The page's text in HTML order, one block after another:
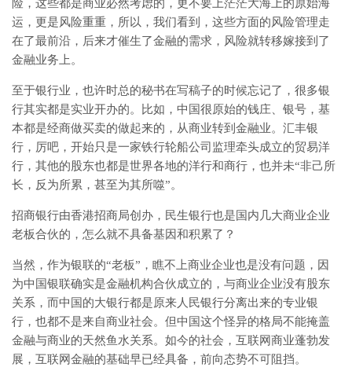
险，这些都是商业必然考虑的，更不要上茫茫大海上的原始海
运，更是风险重重，所以，我们看到，这些方面的风险管理走
在了最前沿，后来才催生了金融的需求，风险就转移嫁接到了
金融业务上。
至于银行业，也许时总的秘书在写稿子的时候忘记了，很多银
行其实都是实业开办的。比如，中国很原始的钱庄、银号，基
本都是经商做买卖的做起来的，从商业转到金融业。汇丰银
行，厉吧，开始只是一家铁行轮船公司监理牵头成立的贸易洋
行，其他的股东也都是世界各地的洋行和商行，也并未“非己所
长，反为所累，甚至为其所噬”。
招商银行由香港招商局创办，民生银行也是国内几大商业企业
老板合伙的，怎么就不具备基因和积累了？
当然，作为银联的“老板”，瞧不上商业企业也是没有问题，因
为中国银联确实是金融机构合伙成立的，与商业企业没有股东
关系，而中国的大银行都是原来人民银行分离出来的专业银
行，也都不是来自商业社会。但中国这个怪异的格局不能掩盖
金融与商业的天然鱼水关系。如今的社会，互联网商业蓬勃发
展，互联网金融的基础早已经具备，前向态势不可阻挡。